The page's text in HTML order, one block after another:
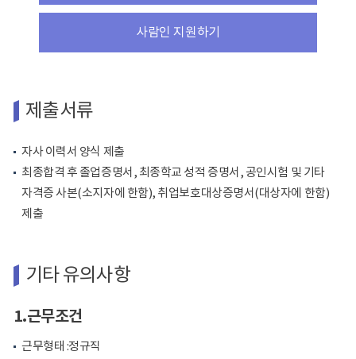
사람인 지원하기
제출서류
자사 이력서 양식 제출
최종합격 후 졸업증명서, 최종학교 성적 증명서, 공인시험 및 기타
자격증 사본(소지자에 한함), 취업보호대상증명서(대상자에 한함)
제출
기타 유의사항
1.근무조건
근무형태 :정규직